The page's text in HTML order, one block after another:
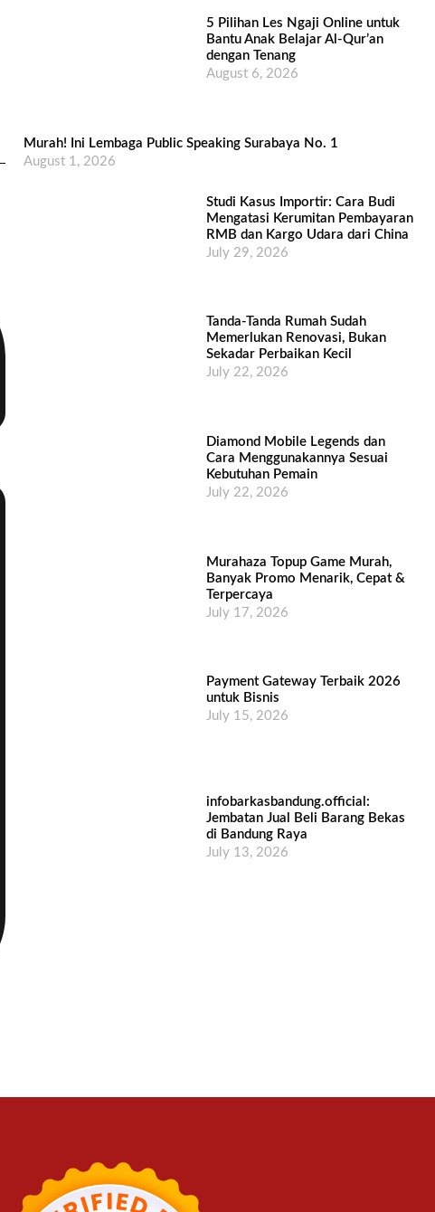
5 Pilihan Les Ngaji Online untuk
Bantu Anak Belajar Al-Qur’an
dengan Tenang
August 6, 2026
Murah! Ini Lembaga Public Speaking Surabaya No. 1
August 1, 2026
Studi Kasus Importir: Cara Budi
Mengatasi Kerumitan Pembayaran
RMB dan Kargo Udara dari China
July 29, 2026
Tanda-Tanda Rumah Sudah
Memerlukan Renovasi, Bukan
Sekadar Perbaikan Kecil
July 22, 2026
Diamond Mobile Legends dan
Cara Menggunakannya Sesuai
Kebutuhan Pemain
July 22, 2026
Murahaza Topup Game Murah,
Banyak Promo Menarik, Cepat &
Terpercaya
July 17, 2026
Payment Gateway Terbaik 2026
untuk Bisnis
July 15, 2026
infobarkasbandung.official:
Jembatan Jual Beli Barang Bekas
di Bandung Raya
July 13, 2026